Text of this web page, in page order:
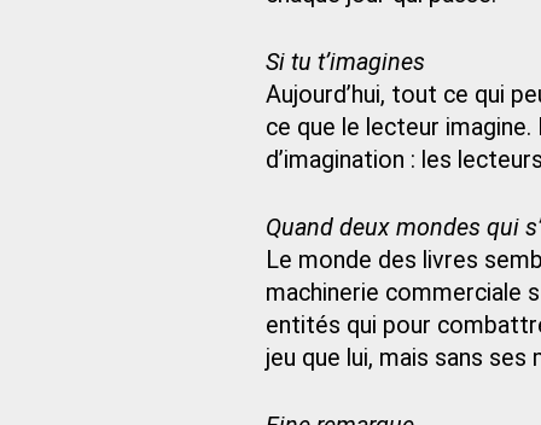
Si tu t’imagines
Aujourd’hui, tout ce qui
ce que le lecteur
d’imagination : les
Quand deux mondes qui
Le monde des livres
machinerie commerciale
entités qui pour
jeu que lui, mais sans ses